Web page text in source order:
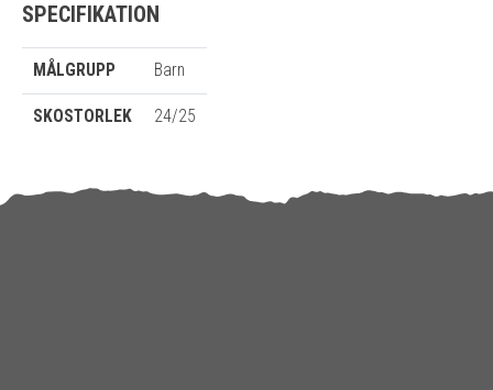
SPECIFIKATION
MÅLGRUPP Barn
SKOSTORLEK 24/25